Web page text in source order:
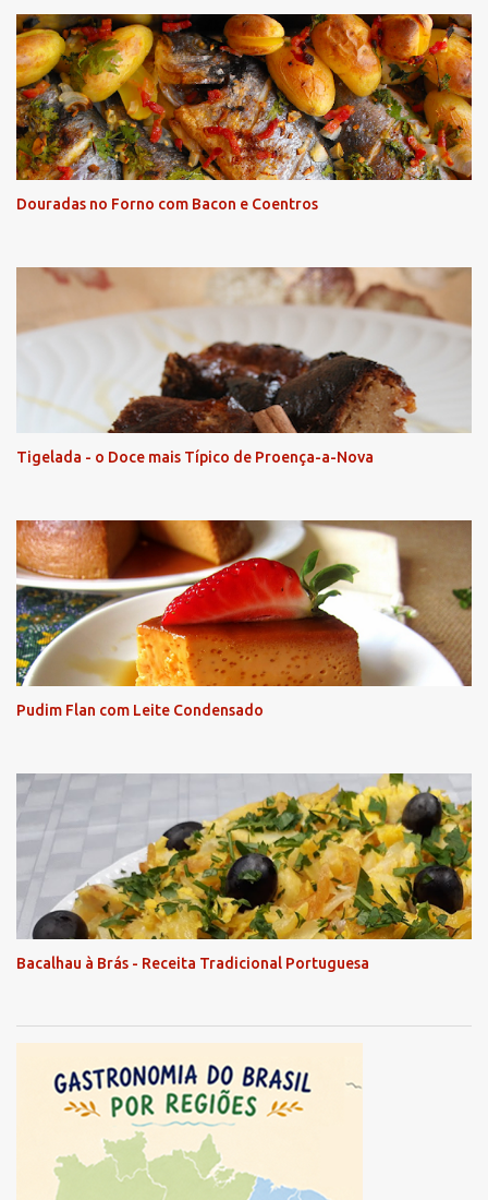
Douradas no Forno com Bacon e Coentros
Tigelada - o Doce mais Típico de Proença-a-Nova
Pudim Flan com Leite Condensado
Bacalhau à Brás - Receita Tradicional Portuguesa